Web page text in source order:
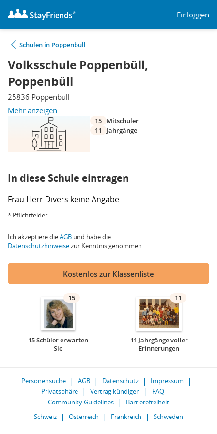
Einloggen
Schulen in Poppenbüll
Volksschule Poppenbüll,
Poppenbüll
25836 Poppenbüll
Mehr anzeigen
15
Mitschüler
11
Jahrgänge
In diese Schule eintragen
Frau Herr Divers keine Angabe
* Pflichtfelder
Ich akzeptiere dieAGB und habe die
Datenschutzhinweisezur Kenntnis genommen.
Kostenlos zur Klassenliste
15
15 Schüler erwarten
Sie
11
11 Jahrgänge voller
Erinnerungen
Personensuche AGB Datenschutz
Impressum
Privatsphäre
Vertrag kündigen
FAQ
Community Guidelines
Barrierefreiheit
Schweiz
Österreich Frankreich Schweden